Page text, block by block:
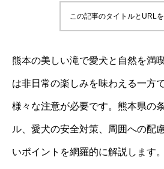
この記事のタイトルとURL
熊本の美しい滝で愛犬と自然を満
は非日常の楽しみを味わえる一方
様々な注意が必要です。熊本県の
ル、愛犬の安全対策、周囲への配
いポイントを網羅的に解説します